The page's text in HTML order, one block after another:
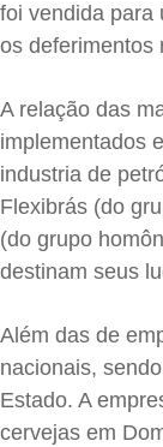
foi vendida para
os deferimentos
A relação das
implementados
industria de
Flexibrás (do
(do grupo
destinam seus
Além das de
nacionais,
Estado. A
cervejas em